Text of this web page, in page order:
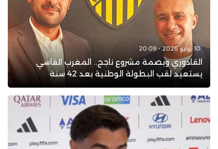
10 يوليو 2026 - 20:09
القادوري وبصمة مشروع ناجح.. المغرب الفاسي
يستعيد لقب البطولة الوطنية بعد 42 سنة